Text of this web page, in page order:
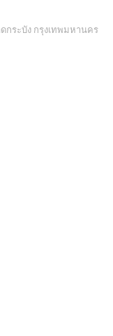
กระบัง กรุงเทพมหานคร